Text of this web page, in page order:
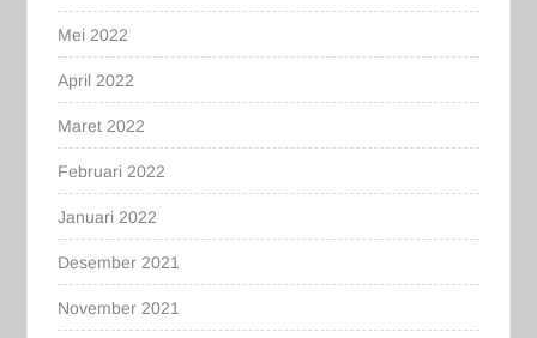
Mei 2022
April 2022
Maret 2022
Februari 2022
Januari 2022
Desember 2021
November 2021